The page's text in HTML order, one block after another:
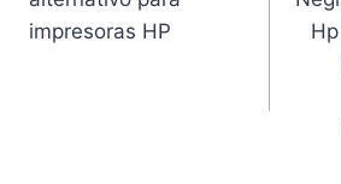
impresoras HP